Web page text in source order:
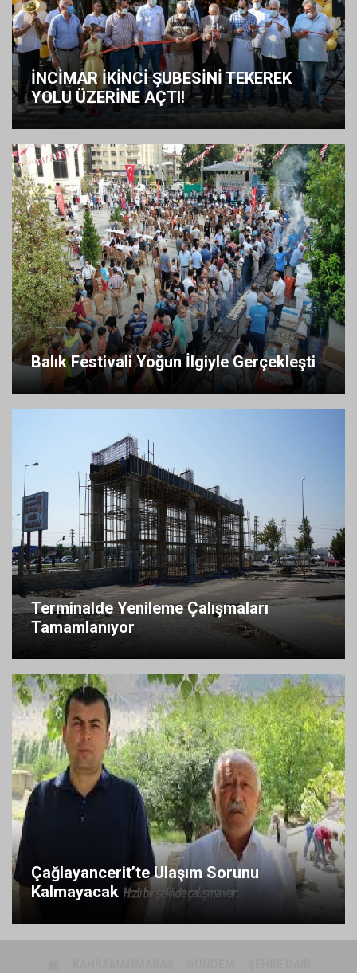
İNCİMAR İKİNCİ ŞUBESİNİ TEKEREK
YOLU ÜZERİNE AÇTI!
Balık Festivali Yoğun İlgiyle Gerçekleşti
Terminalde Yenileme Çalışmaları
Tamamlanıyor
Çağlayancerit’te Ulaşım Sorunu
Kalmayacak